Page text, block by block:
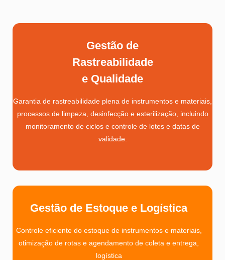
Gestão de
Rastreabilidade
e Qualidade
Garantia de rastreabilidade plena de instrumentos e materiais,
processos de limpeza, desinfecção e esterilização, incluindo
monitoramento de ciclos e controle de lotes e datas de
validade.
Gestão de Estoque e Logística
Controle eficiente do estoque de instrumentos e materiais,
otimização de rotas e agendamento de coleta e entrega,
logística